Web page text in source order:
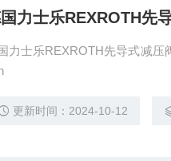
力士乐REXROTH先
力士乐REXROTH先导式减压
更新时间：2024-10-12